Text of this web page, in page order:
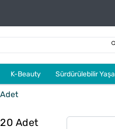
K-Beauty Sürdürülebilir
Adet